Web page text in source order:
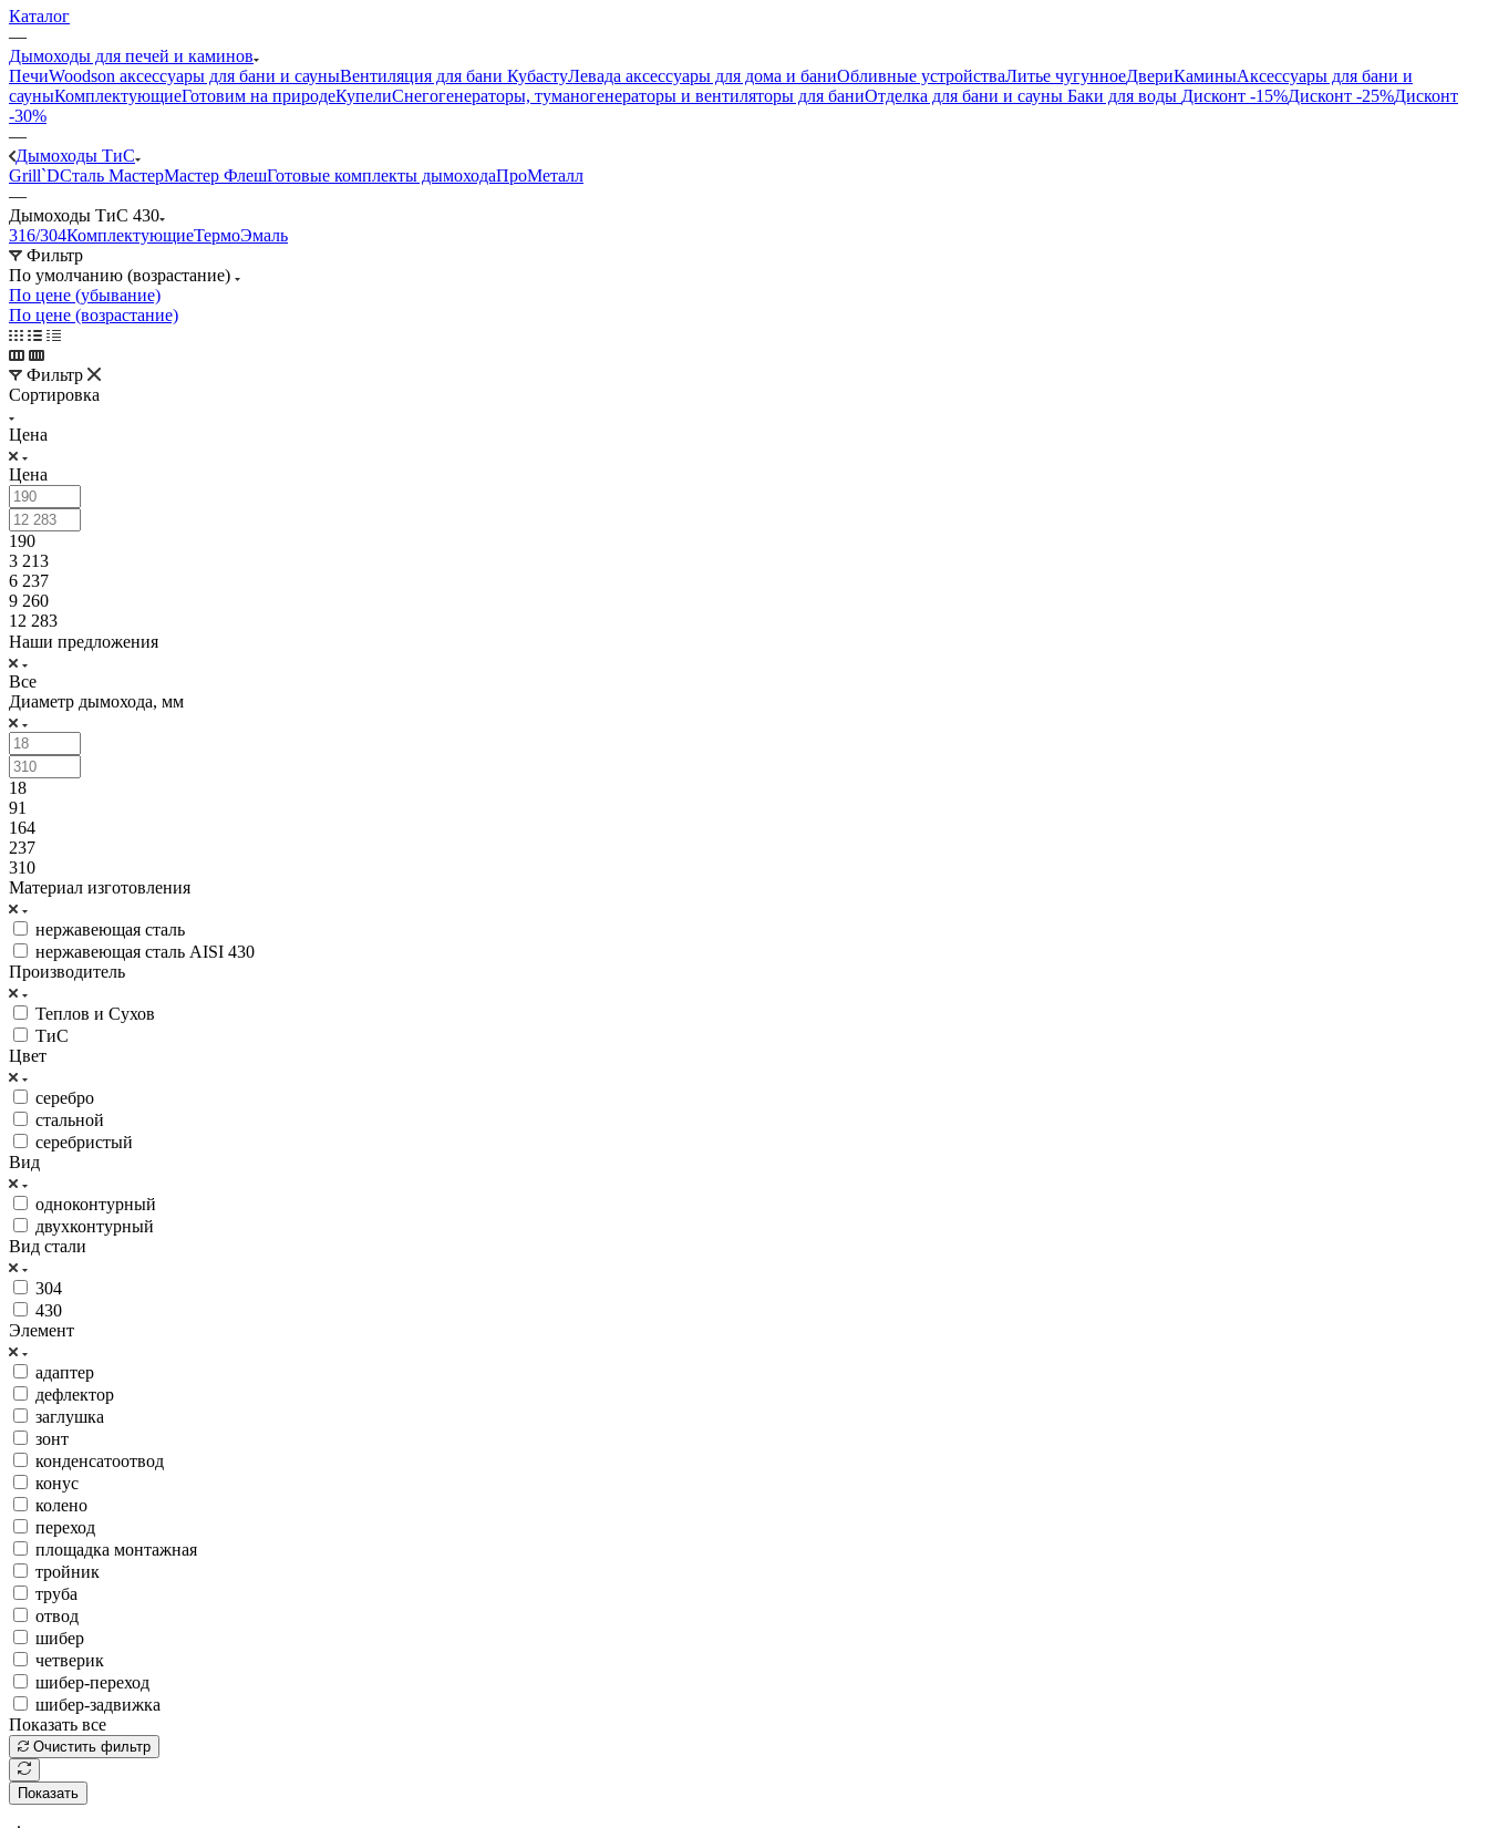
Каталог
—
Дымоходы для печей и каминов
ПечиWoodson аксессуары для бани и сауныВентиляция для бани КубастуЛевада аксессуары для дома и баниОбливные устройстваЛитье чугунноеДвериКаминыАксессуары для бани и
сауныКомплектующиеГотовим на природеКупелиСнегогенераторы, туманогенераторы и вентиляторы для баниОтделка для бани и сауны Баки для воды Дисконт -15%Дисконт -25%Дисконт
-30%
—
Дымоходы ТиС
Grill`DСталь МастерМастер ФлешГотовые комплекты дымоходаПроМеталл
—
Дымоходы ТиС 430
316/304КомплектующиеТермоЭмаль
Фильтр
По умолчанию (возрастание)
По цене (убывание)
По цене (возрастание)
Фильтр
Сортировка
Цена
Цена
190
3 213
6 237
9 260
12 283
Наши предложения
Все
Диаметр дымохода, мм
18
91
164
237
310
Материал изготовления
нержавеющая сталь
нержавеющая сталь AISI 430
Производитель
Теплов и Сухов
ТиС
Цвет
серебро
стальной
серебристый
Вид
одноконтурный
двухконтурный
Вид стали
304
430
Элемент
адаптер
дефлектор
заглушка
зонт
конденсатоотвод
конус
колено
переход
площадка монтажная
тройник
труба
отвод
шибер
четверик
шибер-переход
шибер-задвижка
Показать все
Очистить фильтр
Показать